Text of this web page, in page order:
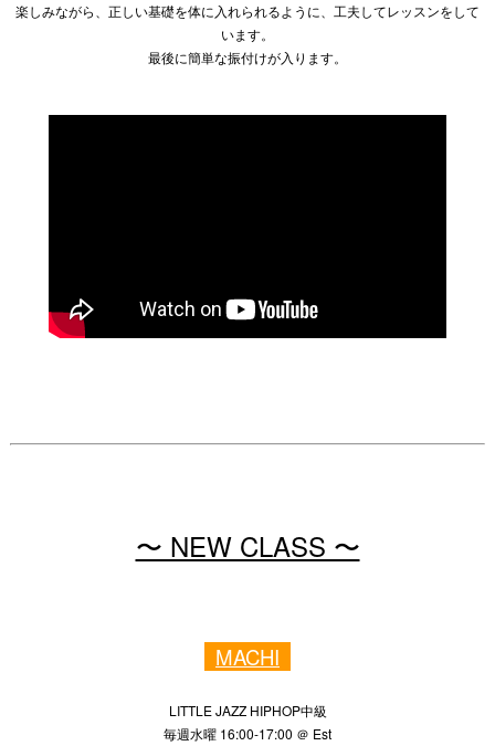
楽しみながら、正しい基礎を体に入れられるように、工夫してレッスンをして
います。
最後に簡単な振付けが入ります。
〜 NEW CLASS 〜
MACHI
LITTLE JAZZ HIPHOP中級
毎週水曜 16:00-17:00 ＠ Est